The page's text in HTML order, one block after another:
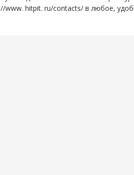
//www. hitpit. ru/contacts/ в любое,